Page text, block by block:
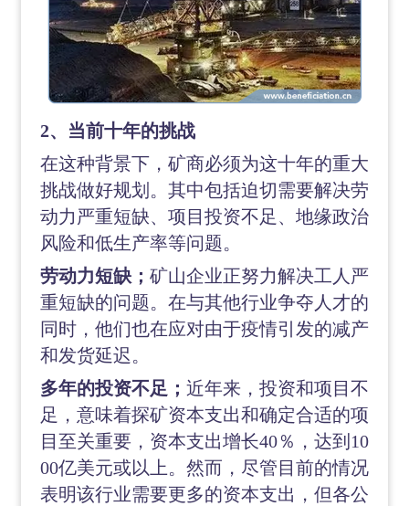
2、当前十年的挑战
在这种背景下，矿商必须为这十年的重大
挑战做好规划。其中包括迫切需要解决劳
动力严重短缺、项目投资不足、地缘政治
风险和低生产率等问题。
劳动力短缺； 矿山企业正努力解决工人严
重短缺的问题。在与其他行业争夺人才的
同时，他们也在应对由于疫情引发的减产
和发货延迟。
多年的投资不足； 近年来，投资和项目不
足，意味着探矿资本支出和确定合适的项
目至关重要，资本支出增长40％，达到10
00亿美元或以上。然而，尽管目前的情况
表明该行业需要更多的资本支出，但各公